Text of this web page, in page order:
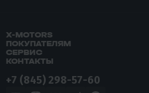
X-MOTORS
ПОКУПАТЕЛЯМ
СЕРВИС
КОНТАКТЫ
+7 (845) 298-57-60